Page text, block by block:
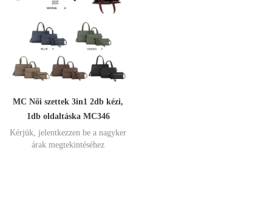
MC Női szettek 3in1 2db kézi,
1db oldaltáska MC346
Kérjük, jelentkezzen be a nagyker
árak megtekintéséhez